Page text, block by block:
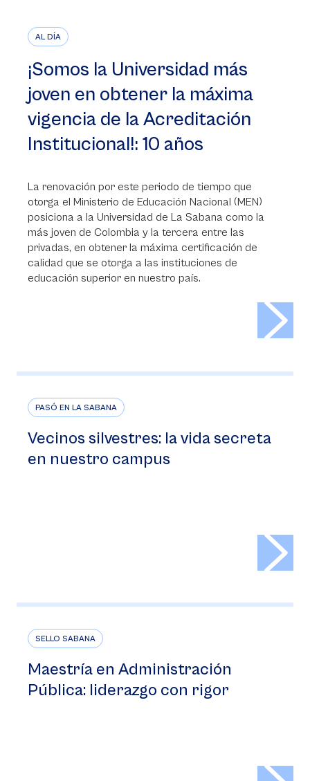
AL DÍA
¡Somos la Universidad más
joven en obtener la máxima
vigencia de la Acreditación
Institucional!: 10 años
La renovación por este periodo de tiempo que
otorga el Ministerio de Educación Nacional (MEN)
posiciona a la Universidad de La Sabana como la
más joven de Colombia y la tercera entre las
privadas, en obtener la máxima certificación de
calidad que se otorga a las instituciones de
educación superior en nuestro país.
PASÓ EN LA SABANA
Vecinos silvestres: la vida secreta
en nuestro campus
SELLO SABANA
Maestría en Administración
Pública: liderazgo con rigor